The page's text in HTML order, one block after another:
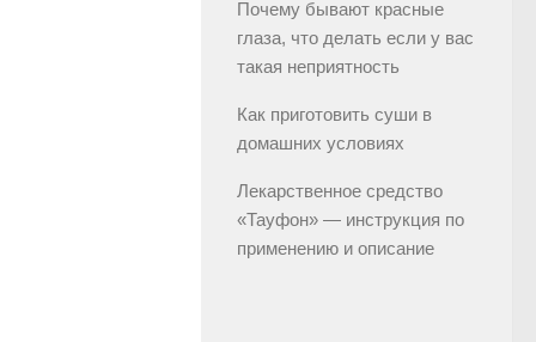
Почему бывают красные
глаза, что делать если у вас
такая неприятность
Как приготовить суши в
домашних условиях
Лекарственное средство
«Тауфон» — инструкция по
применению и описание